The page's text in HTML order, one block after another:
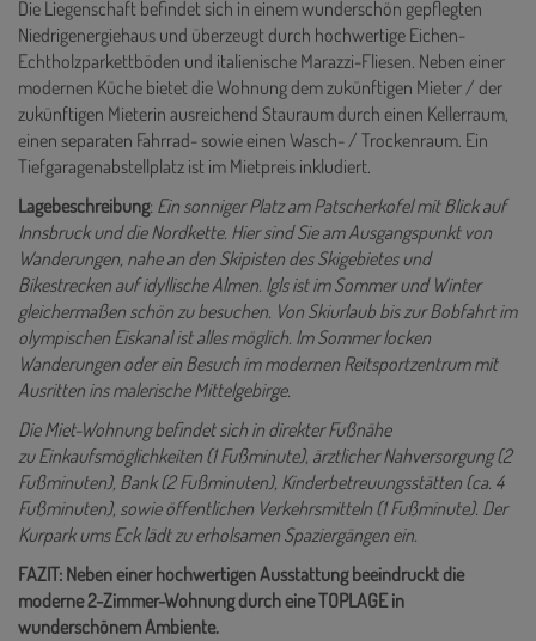
Die Liegenschaft befindet sich in einem wunderschön gepflegten
Niedrigenergiehaus und überzeugt durch hochwertige Eichen-
Echtholzparkettböden und italienische Marazzi-Fliesen. Neben einer
modernen Küche bietet die Wohnung dem zukünftigen Mieter / der
zukünftigen Mieterin ausreichend Stauraum durch einen Kellerraum,
einen separaten Fahrrad- sowie einen Wasch- / Trockenraum. Ein
Tiefgaragenabstellplatz ist im Mietpreis inkludiert.
Lagebeschreibung: Ein sonniger Platz am Patscherkofel mit Blick auf
Innsbruck und die Nordkette. Hier sind Sie am Ausgangspunkt von
Wanderungen, nahe an den Skipisten des Skigebietes und
Bikestrecken auf idyllische Almen. Igls ist im Sommer und Winter
gleichermaßen schön zu besuchen. Von Skiurlaub bis zur Bobfahrt im
olympischen Eiskanal ist alles möglich. Im Sommer locken
Wanderungen oder ein Besuch im modernen Reitsportzentrum mit
Ausritten ins malerische Mittelgebirge.
Die Miet-Wohnung befindet sich in direkter Fußnähe
zu Einkaufsmöglichkeiten (1 Fußminute), ärztlicher Nahversorgung (2
Fußminuten), Bank (2 Fußminuten), Kinderbetreuungsstätten (ca. 4
Fußminuten), sowie öffentlichen Verkehrsmitteln (1 Fußminute). Der
Kurpark ums Eck lädt zu erholsamen Spaziergängen ein.
FAZIT: Neben einer hochwertigen Ausstattung beeindruckt die
moderne 2-Zimmer-Wohnung durch eine TOPLAGE in
wunderschönem Ambiente.